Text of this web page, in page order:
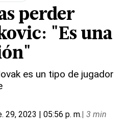
perder
"Es una
es un tipo de jugador
29, 2023 | 05:56 p. m.| 3 min